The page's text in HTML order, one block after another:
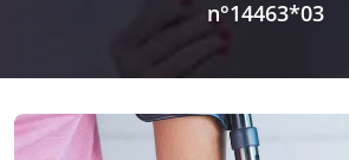
n°14463*03